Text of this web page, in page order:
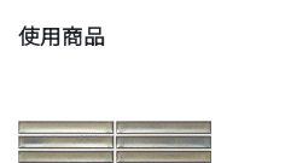
使用商品